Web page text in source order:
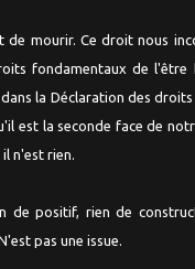
de mourir. Ce droit nous
fondamentaux de l'être
la Déclaration des
est la seconde face de
n'est rien.
de positif, rien de
pas une issue.